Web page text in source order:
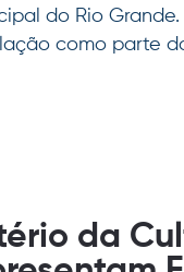
do Rio
como parte
da